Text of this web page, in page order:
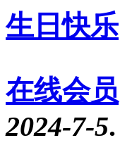
生日快乐
在线会员
2024-7-5.